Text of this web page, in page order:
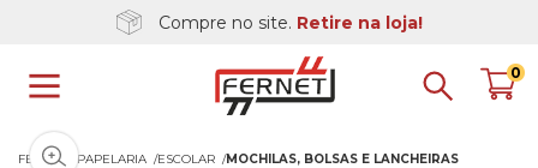
0
Compre no site. Retire na loja!
FERNET PAPELARIA ESCOLAR MOCHILAS, BOLSAS E LANCHEIRAS
Clique na imagem para dar zoom